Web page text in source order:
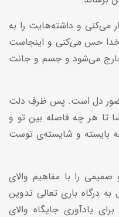
می‌کنی و داشته‌هایت را به
خدا حس می‌کنی و اینجاست
می‌شود و جسم و جانت
دل است. پس ظرفِ دلت
تا هر چه فاصله بین تو و
بایسته و شایسته‌ی توست
صمیمی را با مفاهیم والای
درگاه باری تعالی تدوین
یادآوری جایگاه والای